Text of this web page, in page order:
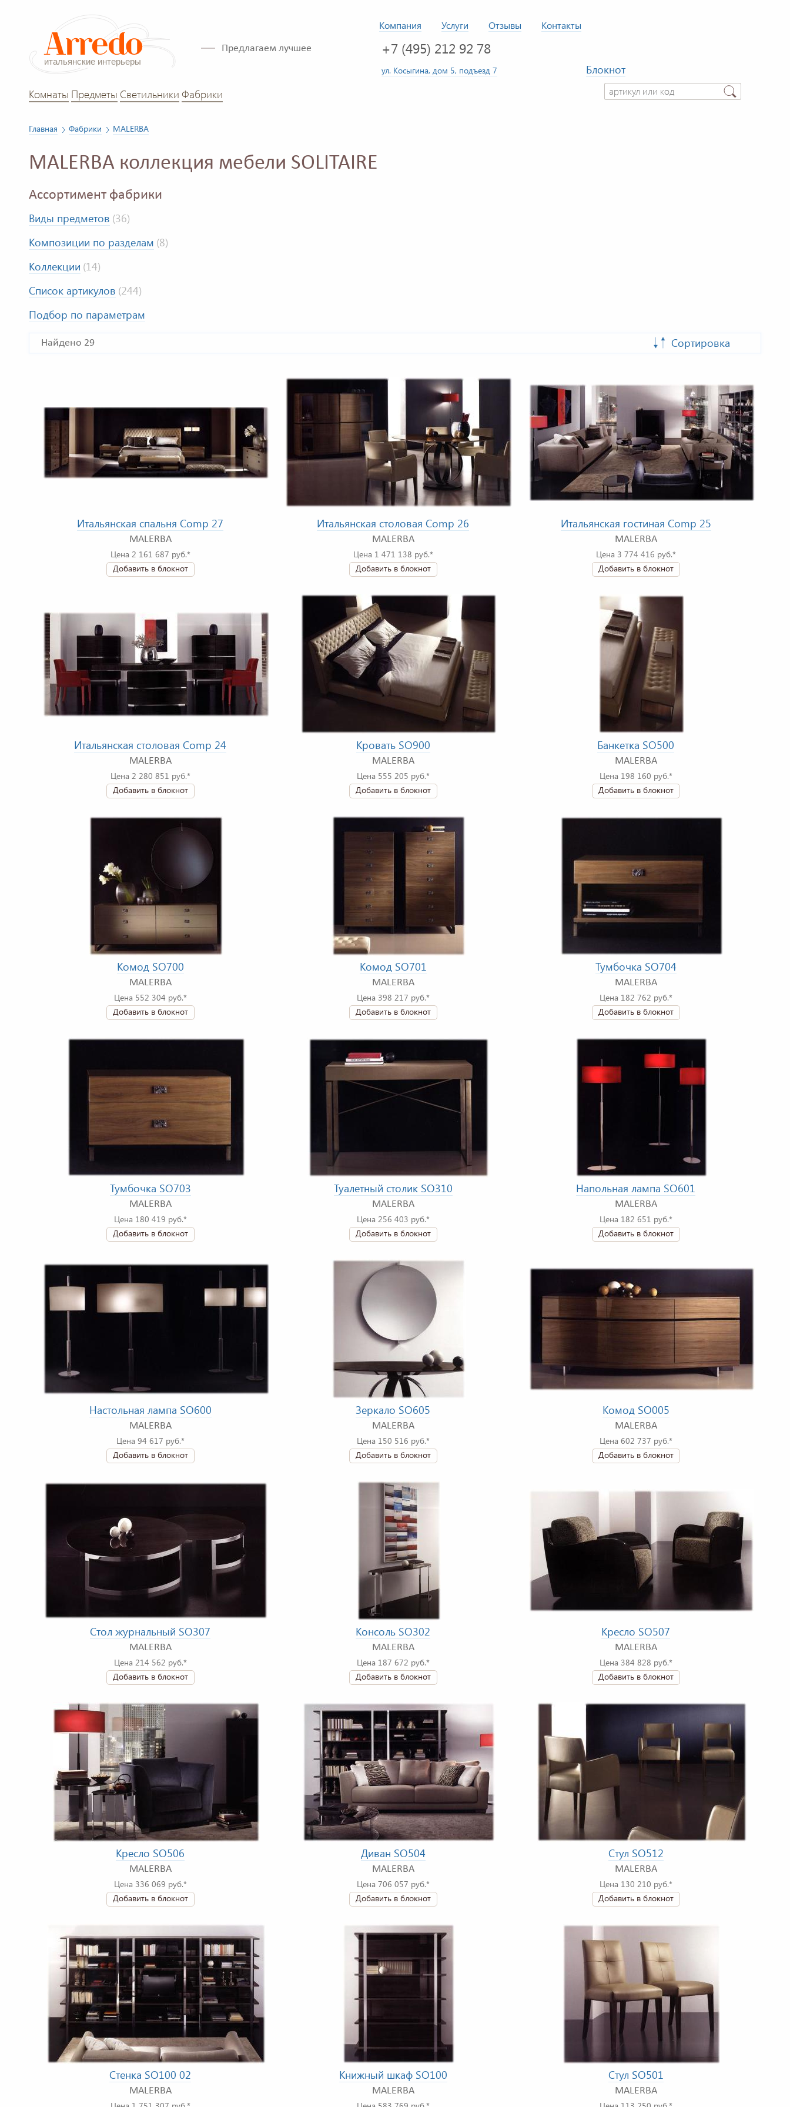
Компания Услуги Отзывы Контакты
Предлагаем лучшее +7 (495) 212 92 78
ул. Косыгина, дом 5, подъезд 7
Блокнот
Комнаты Предметы Светильники Фабрики
Главная Фабрики MALERBA
MALERBA коллекция мебели SOLITAIRE
Ассортимент фабрики
Виды предметов (36)
Композиции по разделам (8)
Коллекции (14)
Список артикулов (244)
Подбор по параметрам
Найдено 29 Сортировка
Итальянская спальня Comp 27
MALERBA
Цена 2 161 687 руб.*
Добавить в блокнот
Итальянская столовая Comp 26
MALERBA
Цена 1 471 138 руб.*
Добавить в блокнот
Итальянская гостиная Comp 25
MALERBA
Цена 3 774 416 руб.*
Добавить в блокнот
Итальянская столовая Comp 24
MALERBA
Цена 2 280 851 руб.*
Добавить в блокнот
Кровать SO900
MALERBA
Цена 555 205 руб.*
Добавить в блокнот
Банкетка SO500
MALERBA
Цена 198 160 руб.*
Добавить в блокнот
Комод SO700
MALERBA
Цена 552 304 руб.*
Добавить в блокнот
Комод SO701
MALERBA
Цена 398 217 руб.*
Добавить в блокнот
Тумбочка SO704
MALERBA
Цена 182 762 руб.*
Добавить в блокнот
Тумбочка SO703
MALERBA
Цена 180 419 руб.*
Добавить в блокнот
Туалетный столик SO310
MALERBA
Цена 256 403 руб.*
Добавить в блокнот
Напольная лампа SO601
MALERBA
Цена 182 651 руб.*
Добавить в блокнот
Настольная лампа SO600
MALERBA
Цена 94 617 руб.*
Добавить в блокнот
Зеркало SO605
MALERBA
Цена 150 516 руб.*
Добавить в блокнот
Комод SO005
MALERBA
Цена 602 737 руб.*
Добавить в блокнот
Стол журнальный SO307
MALERBA
Цена 214 562 руб.*
Добавить в блокнот
Консоль SO302
MALERBA
Цена 187 672 руб.*
Добавить в блокнот
Кресло SO507
MALERBA
Цена 384 828 руб.*
Добавить в блокнот
Кресло SO506
MALERBA
Цена 336 069 руб.*
Добавить в блокнот
Диван SO504
MALERBA
Цена 706 057 руб.*
Добавить в блокнот
Стул SO512
MALERBA
Цена 130 210 руб.*
Добавить в блокнот
Стенка SO100 02
MALERBA
Книжный шкаф SO100
MALERBA
Стул SO501
MALERBA